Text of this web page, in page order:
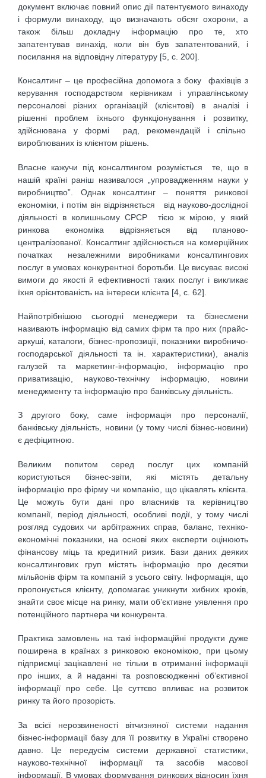
документ включає повний опис дії патентуємого винаходу
і формули винаходу, що визначають обсяг охорони, а
також більш докладну інформацію про те, хто
запатентував винахід, коли він був запатентований, і
посилання на відповідну літературу [5, с. 200].
Консалтинг – це професійна допомога з боку фахівців з
керування господарством керівникам і управлінському
персоналові різних організацій (клієнтові) в аналізі і
рішенні проблем їхнього функціонування і розвитку,
здійснювана у формі рад, рекомендацій і спільно
вироблюваних із клієнтом рішень.
Власне кажучи під консалтингом розуміється те, що в
нашій країні раніш називалося „упровадженням науки у
виробництво”. Однак консалтинг – поняття ринкової
економіки, і потім він відрізняється від науково-дослідної
діяльності в колишньому СРСР тією ж мірою, у який
ринкова економіка відрізняється від планово-
централізованої. Консалтинг здійснюється на комерційних
початках незалежними виробниками консалтингових
послуг в умовах конкурентної боротьби. Це висуває високі
вимоги до якості й ефективності таких послуг і викликає
їхня орієнтованість на інтереси клієнта [4, с. 62].
Найпотрібнішою сьогодні менеджери та бізнесмени
називають інформацію від самих фірм та про них (прайс-
аркуші, каталоги, бізнес-пропозиції, показники виробничо-
господарської діяльності та ін. характеристики), аналіз
галузей та маркетинг-інформацію, інформацію про
приватизацію, науково-технічну інформацію, новини
менеджменту та інформацію про банківську діяльність.
З другого боку, саме інформація про персоналії,
банківську діяльність, новини (у тому числі бізнес-новини)
є дефіцитною.
Великим попитом серед послуг цих компаній
користуються бізнес-звіти, які містять детальну
інформацію про фірму чи компанію, що цікавлять клієнта.
Це можуть бути дані про власників та керівництво
компанії, період діяльності, особливі події, у тому числі
розгляд судових чи арбітражних справ, баланс, техніко-
економічні показники, на основі яких експерти оцінюють
фінансову міць та кредитний ризик. Бази даних деяких
консалтингових груп містять інформацію про десятки
мільйонів фірм та компаній з усього світу. Інформація, що
пропонується клієнту, допомагає уникнути хибних кроків,
знайти своє місце на ринку, мати об’єктивне уявлення про
потенційного партнера чи конкурента.
Практика замовлень на такі інформаційні продукти дуже
поширена в країнах з ринковою економікою, при цьому
підприємці зацікавлені не тільки в отриманні інформації
про інших, а й наданні та розповсюдженні об’єктивної
інформації про себе. Це суттєво впливає на розвиток
ринку та його прозорість.
За всієї нерозвиненості вітчизняної системи надання
бізнес-інформації базу для її розвитку в Україні створено
давно. Це передусім системи державної статистики,
науково-технічної інформації та засобів масової
інформації. В умовах формування ринкових відносин їхня